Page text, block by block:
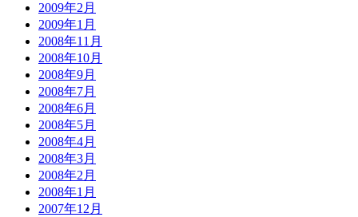
2009年2月
2009年1月
2008年11月
2008年10月
2008年9月
2008年7月
2008年6月
2008年5月
2008年4月
2008年3月
2008年2月
2008年1月
2007年12月